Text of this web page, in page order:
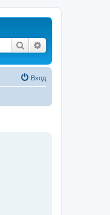
Поиск
Вход